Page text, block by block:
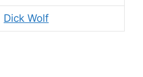
Dick Wolf